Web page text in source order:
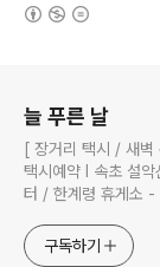
늘 푸른 날
[ 장거리 택시 / 새벽 산행 ] 택시
택시예약 I 속초 설
터 / 한계령 휴게소 -
구독하기